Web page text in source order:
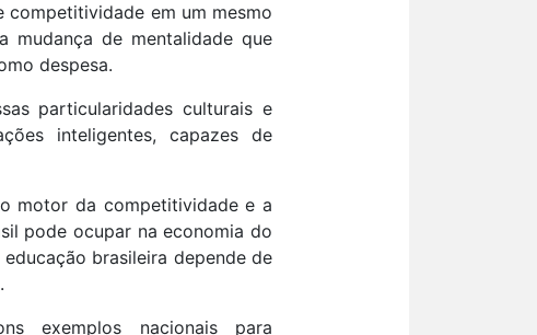
competitividade em um mesmo
mudança de mentalidade que
despesa.
particularidades culturais e
inteligentes, capazes de
motor da competitividade e a
pode ocupar na economia do
brasileira depende de
exemplos nacionais para